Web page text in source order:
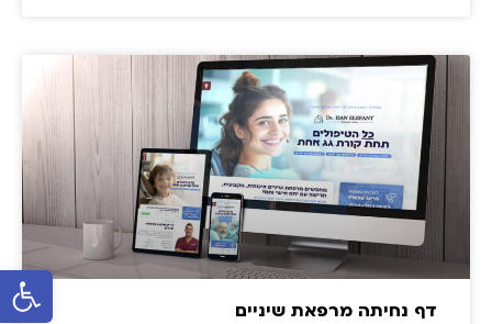
פתח
דף נחיתה מרפאת שיניים